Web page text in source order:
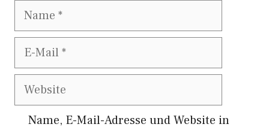
Name
E-
Website
Name, E-Mail-Adresse und Website in